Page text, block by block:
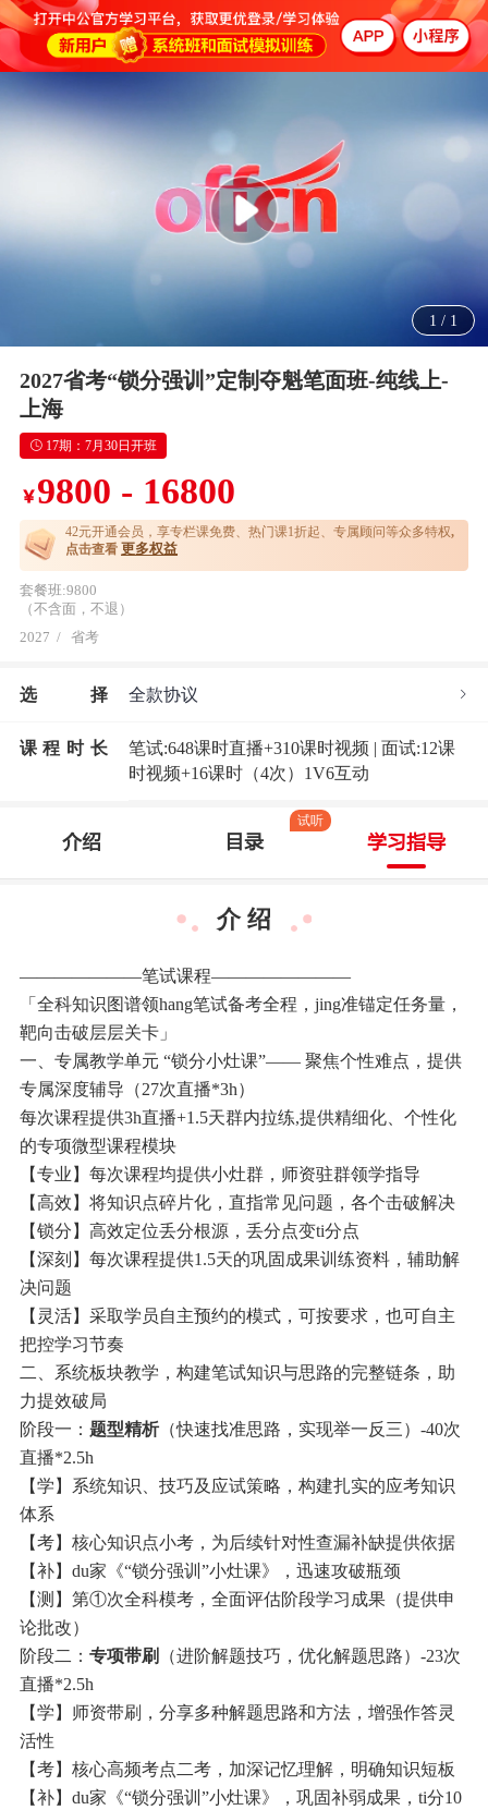
1 / 1
2027省考“锁分强训”定制夺魁笔面班-纯线上-
上海
17期：7月30日开班
￥9800 - 16800
42元开通会员，享专栏课免费、热门课1折起、专属顾问等众多特权,
点击查看 更多权益
套餐班:9800
（不含面，不退）
2027 / 省考
选 择 全款协议
课程时长
笔试:648课时直播+310课时视频 | 面试:12课
时视频+16课时（4次）1V6互动
介绍 目录
试听
学习指导
介 绍
———————笔试课程————————
「全科知识图谱领hang笔试备考全程，jing准锚定任务量，
靶向击破层层关卡」
一、专属教学单元 “锁分小灶课”—— 聚焦个性难点，提供
专属深度辅导（27次直播*3h）
每次课程提供3h直播+1.5天群内拉练,提供精细化、个性化
的专项微型课程模块
【专业】每次课程均提供小灶群，师资驻群领学指导
【高效】将知识点碎片化，直指常见问题，各个击破解决
【锁分】高效定位丢分根源，丢分点变ti分点
【深刻】每次课程提供1.5天的巩固成果训练资料，辅助解
决问题
【灵活】采取学员自主预约的模式，可按要求，也可自主
把控学习节奏
二、系统板块教学，构建笔试知识与思路的完整链条，助
力提效破局
阶段一： 题型精析（快速找准思路，实现举一反三）-40次
直播*2.5h
【学】系统知识、技巧及应试策略，构建扎实的应考知识
体系
【考】核心知识点小考，为后续针对性查漏补缺提供依据
【补】du家《“锁分强训”小灶课》，迅速攻破瓶颈
【测】第①次全科模考，全面评估阶段学习成果（提供申
论批改）
阶段二： 专项带刷
（进阶解题技巧，优化解题思路）-23次
直播*2.5h
【学】师资带刷，分享多种解题思路和方法，增强作答灵
活性
【考】核心高频考点二考，加深记忆理解，明确知识短板
【补】du家《“锁分强训”小灶课》，巩固补弱成果，ti分10